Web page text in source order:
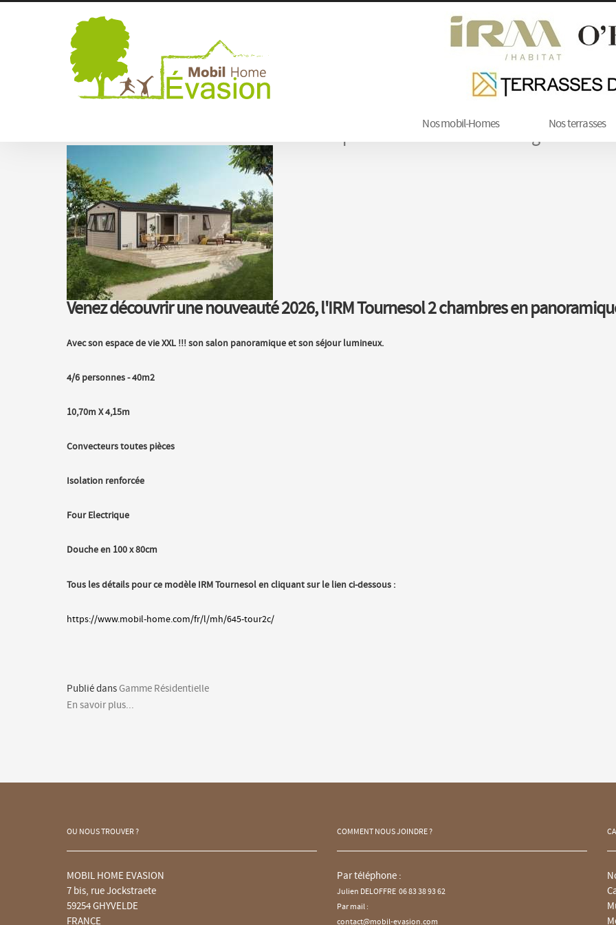
Nos mobil-Homes Nos terrasses
IRM Habitat 2026 - Tournesol - Panoramique 2 chambres avec dressing
Venez découvrir une nouveauté 2026, l'IRM Tournesol 2 chambres en
Avec son espace de vie XXL !!! son salon panoramique et son séjour lumineux.
4/6 personnes - 40m2
10,70m X 4,15m
Convecteurs toutes pièces
Isolation renforcée
Four Electrique
Douche en 100 x 80cm
Tous les détails pour ce modèle IRM Tournesol en cliquant sur le lien ci-dessous :
https://www.mobil-home.com/fr/l/mh/645-tour2c/
Publié dansGamme Résidentielle
En savoir plus...
OU NOUS TROUVER ?
MOBIL HOME EVASION
7 bis, rue Jockstraete
59254 GHYVELDE
FRANCE
COMMENT NOUS JOINDRE ?
Par téléphone :
Julien DELOFFRE 06 83 38 93 62
Par mail :
contact@mobil-evasion.com